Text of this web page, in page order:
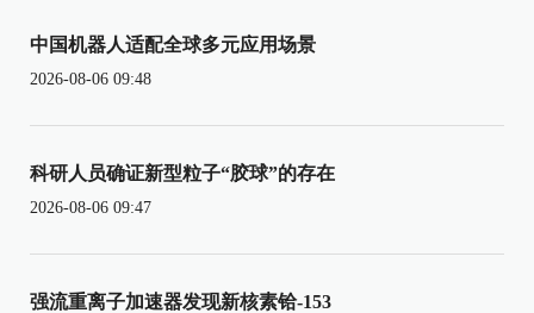
中国机器人适配全球多元应用场景
2026-08-06 09:48
科研人员确证新型粒子“胶球”的存在
2026-08-06 09:47
强流重离子加速器发现新核素铪-153